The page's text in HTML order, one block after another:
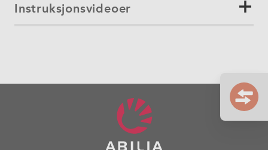
Instruksjonsvideoer